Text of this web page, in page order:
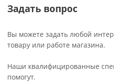
Задать вопрос
Вы можете задать любой
товару или работе магазина.
Наши квалифицированные
помогут.